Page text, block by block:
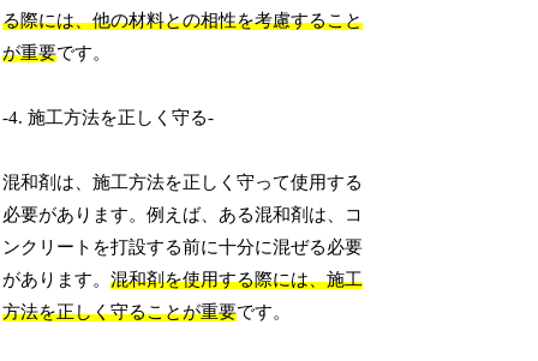
る際には、他の材料との相性を考慮すること
が重要です。
-4. 施工方法を正しく守る-
混和剤は、施工方法を正しく守って使用する
必要があります。例えば、ある混和剤は、コ
ンクリートを打設する前に十分に混ぜる必要
があります。混和剤を使用する際には、施工
方法を正しく守ることが重要です。